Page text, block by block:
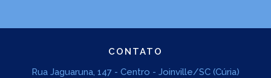
CONTATO
Rua Jaguaruna, 147 - Centro - Joinville/SC (Cúria)